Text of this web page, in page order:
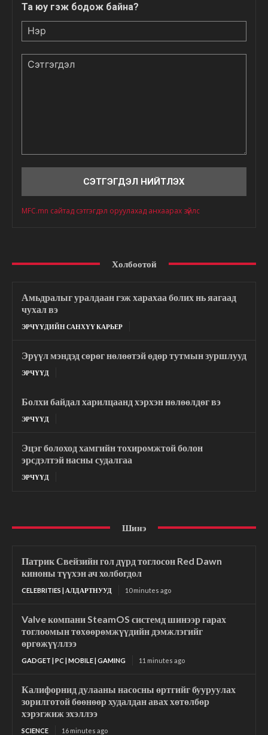
Та юу гэж бодож байна?
MFC.mn сайтад сэтгэгдэл оруулахад анхаарах зүйлс
Холбоотой
Амьдралыг уралдаан гэж харахаа болих нь яагаад
чухал вэ
ЭРЧҮҮДИЙН САНХҮҮ КАРЬЕР
Эрүүл мэндэд сөрөг нөлөөтэй өдөр тутмын зуршлууд
ЭРЧҮҮД
Болхи байдал харилцаанд хэрхэн нөлөөлдөг вэ
ЭРЧҮҮД
Эцэг болоход хамгийн тохиромжтой болон
эрсдэлтэй насны судалгаа
ЭРЧҮҮД
Шинэ
Патрик Свейзийн гол дүрд тоглосон Red Dawn
киноны түүхэн ач холбогдол
CELEBRITIES | АЛДАРТНУУД 10 minutes ago
Valve компани SteamOS системд шинээр гарах
тоглоомын төхөөрөмжүүдийн дэмжлэгийг
өргөжүүллээ
GADGET | PC | MOBILE | GAMING 11 minutes ago
Калифорнид дулааны насосны өртгийг бууруулах
зорилготой бөөнөөр худалдан авах хөтөлбөр
хэрэгжиж эхэллээ
SCIENCE 16 minutes ago